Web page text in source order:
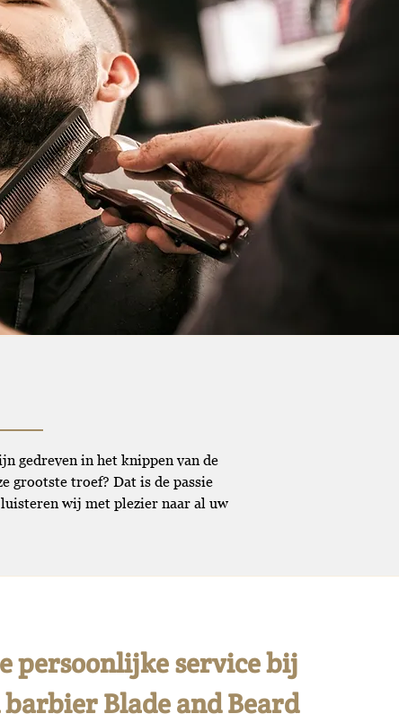
gedreven in het knippen van de
grootste troef? Dat is de passie
wij met plezier naar al uw
persoonlijke service bij
Blade and Beard